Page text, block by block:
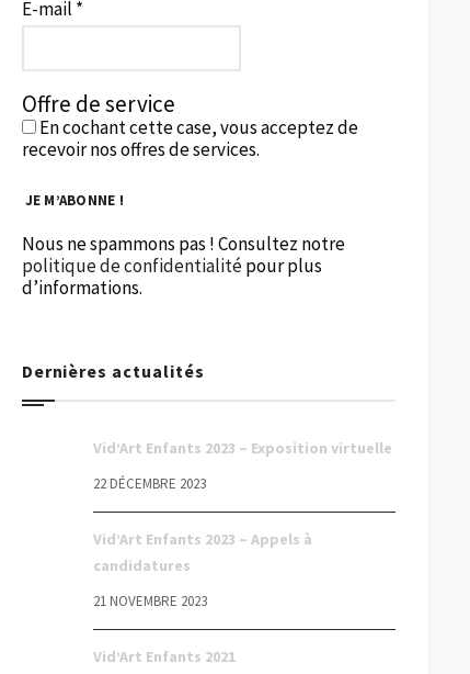
E-mail *
Offre de service
En cochant cette case, vous acceptez de
recevoir nos offres de services.
Nous ne spammons pas ! Consultez notre
politique de confidentialitépour plus
d’informations.
Dernières actualités
Vid’Art Enfants 2023 – Exposition virtuelle
22 DÉCEMBRE 2023
Vid’Art Enfants 2023 – Appels à
candidatures
21 NOVEMBRE 2023
Vid’Art Enfants 2021